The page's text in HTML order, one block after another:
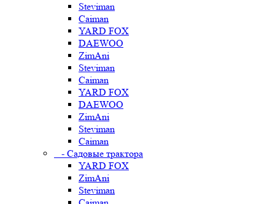
Steviman
Caiman
YARD FOX
DAEWOO
ZimAni
Steviman
Caiman
YARD FOX
DAEWOO
ZimAni
Steviman
Caiman
- Садовые трактора
YARD FOX
ZimAni
Steviman